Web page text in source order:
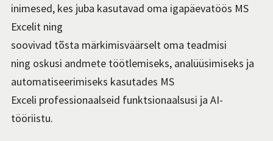
inimesed, kes juba kasutavad oma igapäevatöös MS
Excelit ning
soovivad tõsta märkimisväärselt oma teadmisi
ning oskusi andmete töötlemiseks, analüüsimiseks ja
automatiseerimiseks kasutades MS
Exceli professionaalseid funktsionaalsusi ja AI-
tööriistu.